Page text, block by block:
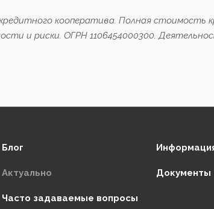
кооператива. Полная стоимость
и риски. ОГРН 1106454000300.
Блог
Актуально
Часто задаваемые вопросы
Документы